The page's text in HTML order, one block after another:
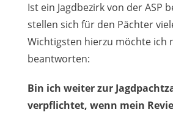
Ist ein Jagdbezirk von der ASP
stellen sich für den Pächter
Wichtigsten hierzu möchte ich
beantworten:
Bin ich weiter zur
verpflichtet, wenn mein